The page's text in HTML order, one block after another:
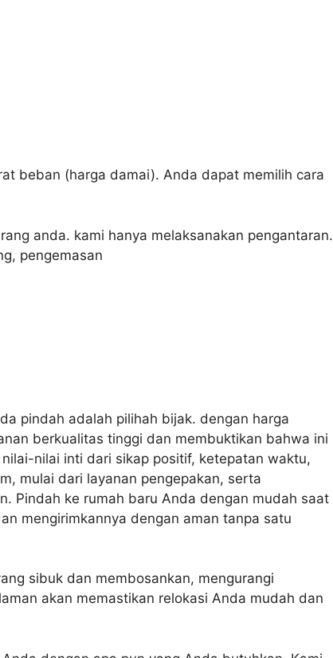
beban (harga damai). Anda dapat memilih cara
anda. kami hanya melaksanakan pengantaran.
pengemasan
pindah adalah pilihah bijak. dengan harga
berkualitas tinggi dan membuktikan bahwa ini
nilai inti dari sikap positif, ketepatan waktu,
mulai dari layanan pengepakan, serta
Pindah ke rumah baru Anda dengan mudah saat
mengirimkannya dengan aman tanpa satu
sibuk dan membosankan, mengurangi
akan memastikan relokasi Anda mudah dan